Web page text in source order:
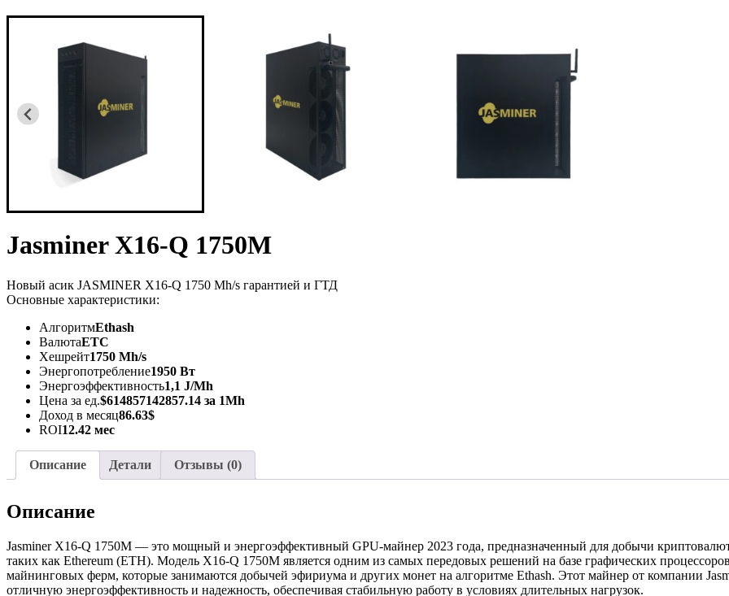
Jasminer X16-Q 1750M
Новый асик JASMINER X16-Q 1750 Mh/s гарантией и ГТД
Основные характеристики:
АлгоритмEthash
ВалютаETC
Хешрейт1750 Mh/s
Энергопотребление1950 Вт
Энергоэффективность1,1 J/Mh
Цена за ед.$614857142857.14 за 1Mh
Доход в месяц86.63$
ROI12.42 мес
Описание Детали Отзывы (0)
Описание
Jasminer X16-Q 1750M — это мощный и энергоэффективный GPU-майнер 2023 года, предназначенный для добычи
таких как Ethereum (ETH). Модель X16-Q 1750M является одним из самых передовых решений на базе графических
майнинговых ферм, которые занимаются добычей эфириума и других монет на алгоритме Ethash. Этот майнер от компании
отличную энергоэффективность и надежность, обеспечивая стабильную работу в условиях длительных нагрузок.